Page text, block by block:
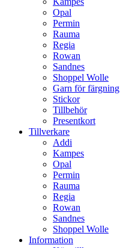
Opal
Permin
Rauma
Regia
Rowan
Sandnes
Shoppel Wolle
Garn för färgning
Stickor
Tillbehör
Presentkort
Tillverkare
Addi
Kampes
Opal
Permin
Rauma
Regia
Rowan
Sandnes
Shoppel Wolle
Information